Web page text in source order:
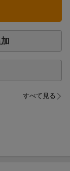
すべて見る